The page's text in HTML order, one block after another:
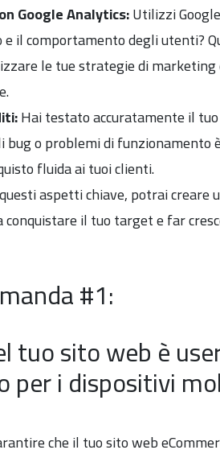
Google Analytics:Utilizzi
il comportamento degli utenti?
le tue strategie di
Hai testato accuratamente il
bug o problemi di
fluida ai tuoi clienti.
aspetti chiave, potrai creare
il tuo target e far
#1:
tuo sito web è
per i dispositivi
che il tuo sito web